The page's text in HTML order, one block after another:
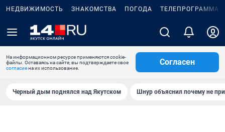
НЕДВИЖИМОСТЬ ЗНАКОМСТВА ПОГОДА ТЕЛЕПРОГРАММА
На информационном ресурсе применяются cookie-
файлы. Оставаясь на сайте, вы подтверждаете свое
согласиена их использование.
Согласен
Черный дым поднялся над Якутском Шнур объяснил почему не